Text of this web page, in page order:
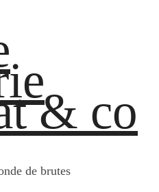
& co
de brutes